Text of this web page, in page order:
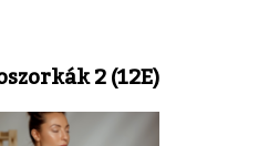
2 (12E)